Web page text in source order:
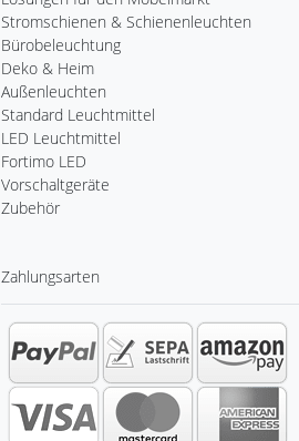
Stromschienen & Schienenleuchten
Bürobeleuchtung
Deko & Heim
Außenleuchten
Standard Leuchtmittel
LED Leuchtmittel
Fortimo LED
Vorschaltgeräte
Zubehör
Zahlungsarten